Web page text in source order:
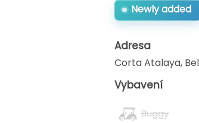
Newly added
Adresa
Corta Atalaya,
Vybavení
Buggy